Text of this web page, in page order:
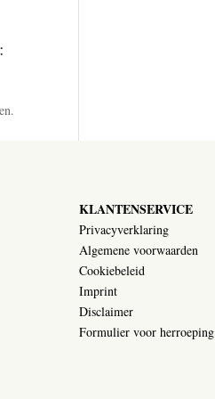
KLANTENSERVICE
Privacyverklaring
Algemene voorwaarden
Cookiebeleid
Imprint
Disclaimer
Formulier voor herroeping